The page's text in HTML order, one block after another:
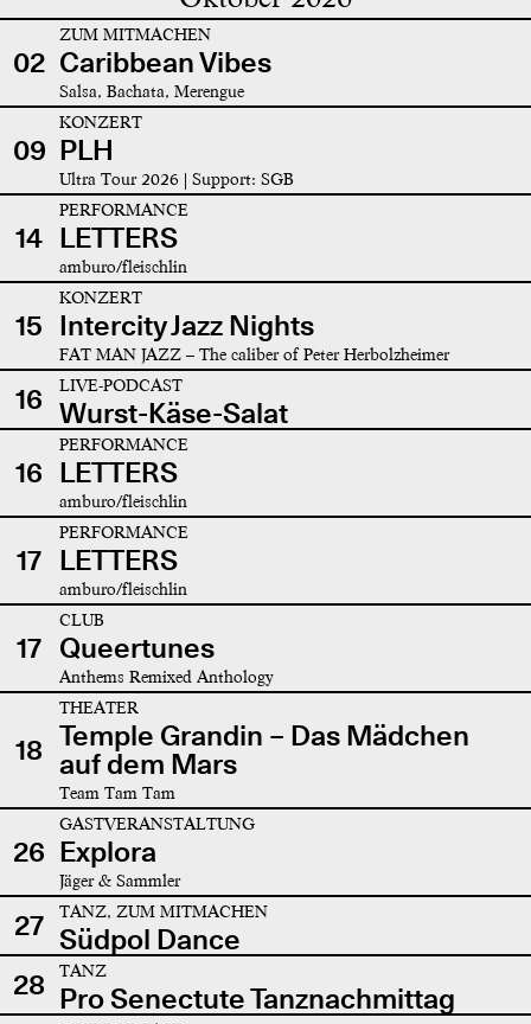
02
ZUM MITMACHEN
Caribbean Vibes
Salsa, Bachata, Merengue
09
KONZERT
PLH
Ultra Tour 2026 | Support: SGB
14
PERFORMANCE
LETTERS
amburo/fleischlin
15
KONZERT
Intercity Jazz Nights
FAT MAN JAZZ – The caliber of Peter Herbolzheimer
16 LIVE-PODCAST
Wurst-Käse-Salat
16
PERFORMANCE
LETTERS
amburo/fleischlin
17
PERFORMANCE
LETTERS
amburo/fleischlin
17
CLUB
Queertunes
Anthems Remixed Anthology
18
THEATER
Temple Grandin – Das Mädchen
auf dem Mars
Team Tam Tam
26
GASTVERANSTALTUNG
Explora
Jäger & Sammler
27 TANZ, ZUM MITMACHEN
Südpol Dance
28
TANZ
Pro Senectute Tanznachmittag